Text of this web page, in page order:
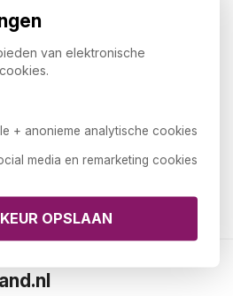
draaideurkast
van elektronische
+ anonieme analytische cookies
media en remarketing cookies